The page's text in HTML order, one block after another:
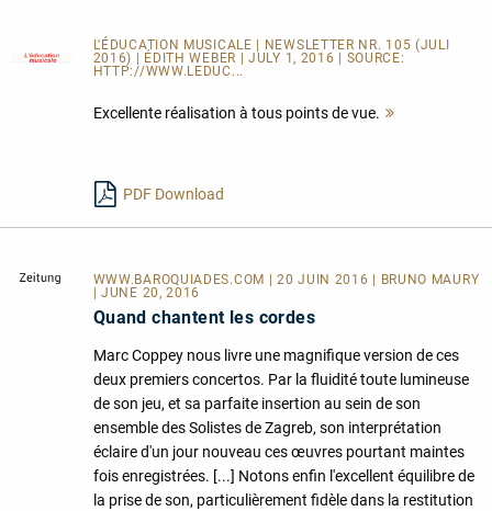
L'ÉDUCATION MUSICALE | NEWSLETTER NR. 105 (JULI
2016) | ÉDITH WEBER | JULY 1, 2016 | SOURCE:
HTTP://WWW.LEDUC...
Excellente réalisation à tous points de vue.
PDF Download
WWW.BAROQUIADES.COM
| 20 JUIN 2016 | BRUNO MAURY
| JUNE 20, 2016
Quand chantent les cordes
Marc Coppey nous livre une magnifique version de ces
deux premiers concertos. Par la fluidité toute lumineuse
de son jeu, et sa parfaite insertion au sein de son
ensemble des Solistes de Zagreb, son interprétation
éclaire d'un jour nouveau ces œuvres pourtant maintes
fois enregistrées. [...] Notons enfin l'excellent équilibre de
la prise de son, particulièrement fidèle dans la restitution